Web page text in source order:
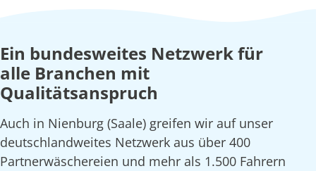
Ein bundesweites Netzwerk für
alle Branchen mit
Qualitätsanspruch
Auch in Nienburg (Saale) greifen wir auf unser
deutschlandweites Netzwerk aus über 400
Partnerwäschereien und mehr als 1.500 Fahrern